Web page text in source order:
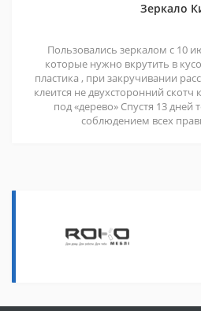
Зеркало
Пользовались зеркалом с 10
которые нужно вкрутить в
пластика , при закручивании
клеится не двухсторонний
под «дерево» Спустя 13 дней
соблюдением всех